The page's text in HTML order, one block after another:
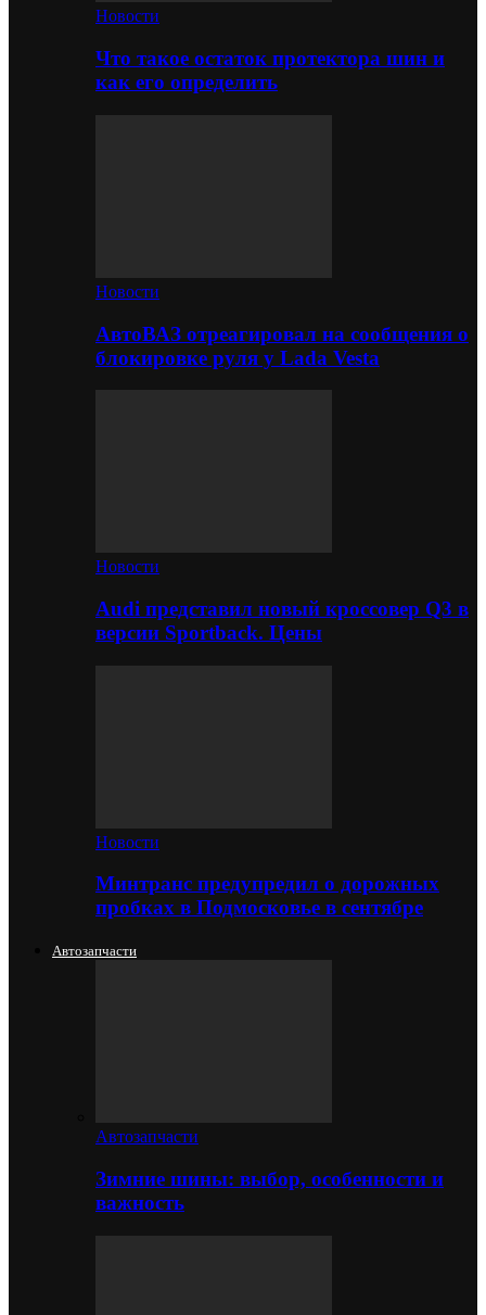
Новости
Что такое остаток протектора шин и
как его определить
Новости
АвтоВАЗ отреагировал на сообщения о
блокировке руля у Lada Vesta
Новости
Audi представил новый кроссовер Q3 в
версии Sportback. Цены
Новости
Минтранс предупредил о дорожных
пробках в Подмосковье в сентябре
Автозапчасти
Автозапчасти
Зимние шины: выбор, особенности и
важность